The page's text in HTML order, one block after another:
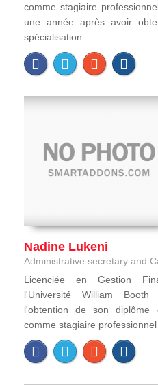
comme stagiaire
une année après avoir
spécialisation ...
Nadine Lukeni
Administrative secretary and
Licenciée en Gestion
l'Université William
l'obtention de son
comme stagiaire professionnel